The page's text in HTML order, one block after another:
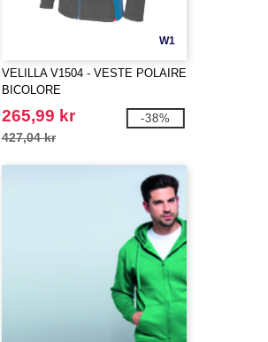
W1
VELILLA V1504 - VESTE POLAIRE
BICOLORE
265,99 kr
427,04 kr
-38%